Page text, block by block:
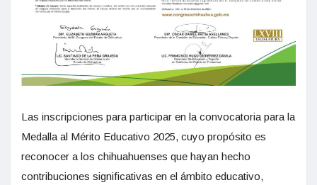
Las inscripciones para participar en la convocatoria para la
Medalla al Mérito Educativo 2025, cuyo propósito es
reconocer a los chihuahuenses que hayan hecho
contribuciones significativas en el ámbito educativo,